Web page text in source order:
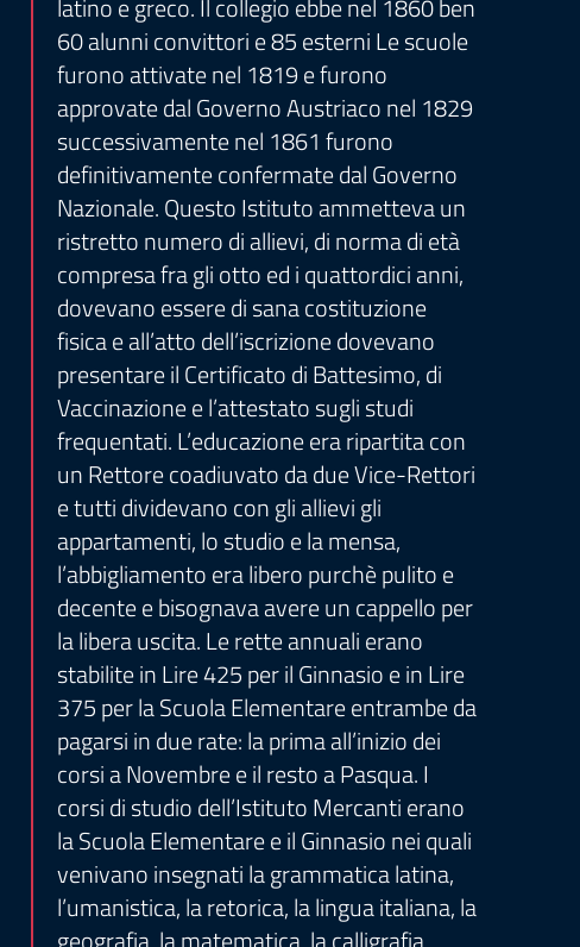
latino e greco. Il collegio ebbe nel 1860 ben
60 alunni convittori e 85 esterni Le scuole
furono attivate nel 1819 e furono
approvate dal Governo Austriaco nel 1829
successivamente nel 1861 furono
definitivamente confermate dal Governo
Nazionale. Questo Istituto ammetteva un
ristretto numero di allievi, di norma di età
compresa fra gli otto ed i quattordici anni,
dovevano essere di sana costituzione
fisica e all’atto dell’iscrizione dovevano
presentare il Certificato di Battesimo, di
Vaccinazione e l’attestato sugli studi
frequentati. L’educazione era ripartita con
un Rettore coadiuvato da due Vice-Rettori
e tutti dividevano con gli allievi gli
appartamenti, lo studio e la mensa,
l’abbigliamento era libero purchè pulito e
decente e bisognava avere un cappello per
la libera uscita. Le rette annuali erano
stabilite in Lire 425 per il Ginnasio e in Lire
375 per la Scuola Elementare entrambe da
pagarsi in due rate: la prima all’inizio dei
corsi a Novembre e il resto a Pasqua. I
corsi di studio dell’Istituto Mercanti erano
la Scuola Elementare e il Ginnasio nei quali
venivano insegnati la grammatica latina,
l’umanistica, la retorica, la lingua italiana, la